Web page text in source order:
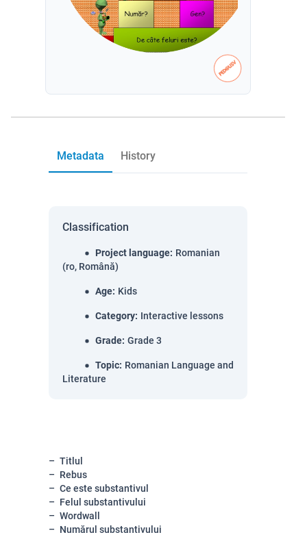
Metadata History
Classification
Project language: Romanian
(ro, Română)
Age: Kids
Category: Interactive lessons
Grade: Grade 3
Topic: Romanian Language and
Literature
Titlul
Rebus
Ce este substantivul
Felul substantivului
Wordwall
Numărul substantivului